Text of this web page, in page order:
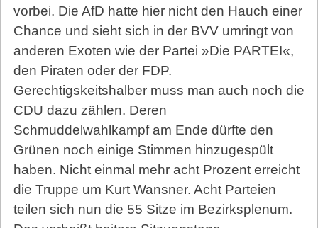
vorbei. Die AfD hatte hier nicht den Hauch einer
Chance und sieht sich in der BVV umringt von
anderen Exoten wie der Partei »Die PARTEI«,
den Piraten oder der FDP.
Gerechtigskeitshalber muss man auch noch die
CDU dazu zählen. Deren
Schmuddelwahlkampf am Ende dürfte den
Grünen noch einige Stimmen hinzugespült
haben. Nicht einmal mehr acht Prozent erreicht
die Truppe um Kurt Wansner. Acht Parteien
teilen sich nun die 55 Sitze im Bezirksplenum.